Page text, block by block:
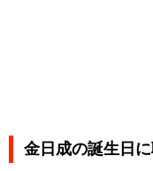
金日成の誕生日